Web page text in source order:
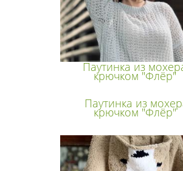
Паутинка из
крючком "Флёр"
Паутинка из
крючком "Флёр"